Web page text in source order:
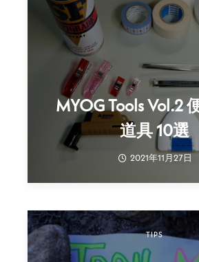
MYOG Tools Vol.2
道具 10選
2021年11月27日
TIPS